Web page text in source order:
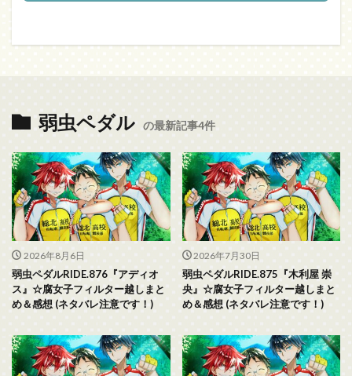
弱虫ペダル の最新記事4件
2026年8月6日
弱虫ペダルRIDE.876『アディオ
ス』☆腐女子フィルター越しまと
め＆感想 (ネタバレ注意です！)
2026年7月30日
弱虫ペダルRIDE.875『木利屋 崇
央』☆腐女子フィルター越しまと
め＆感想 (ネタバレ注意です！)